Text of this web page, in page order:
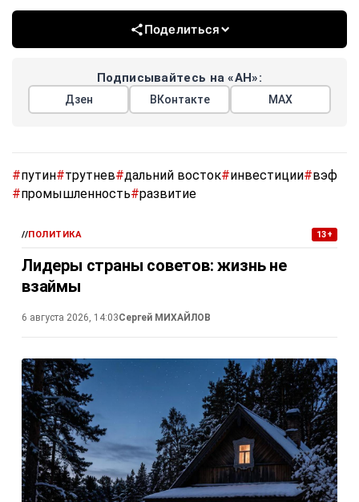
Поделиться
Подписывайтесь на «АН»:
Дзен ВКонтакте МАХ
#путин#трутнев#дальний восток#инвестиции#вэф
#промышленность#развитие
//ПОЛИТИКА 13+
Лидеры страны советов: жизнь не
взаймы
6 августа 2026, 14:03Сергей МИХАЙЛОВ